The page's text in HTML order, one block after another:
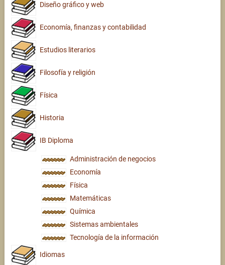
Diseño gráfico y web
Economía, finanzas y contabilidad
Estudios literarios
Filosofía y religión
Física
Historia
IB Diploma
Administración de negocios
Economía
Física
Matemáticas
Química
Sistemas ambientales
Tecnología de la información
Idiomas